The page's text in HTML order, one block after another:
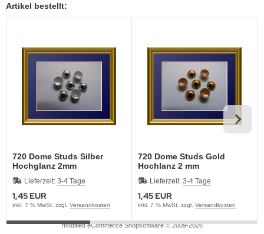
Artikel bestellt:
720 Dome Studs Silber
Hochglanz 2mm
Lieferzeit: 3-4 Tage
1,45 EUR
inkl. 7 % MwSt. zzgl. Versandkosten
720 Dome Studs Gold
Hochlanz 2 mm
Lieferzeit: 3-4 Tage
1,45 EUR
inkl. 7 % MwSt. zzgl. Versandkosten
modified eCommerce Shopsoftware © 2009-2026